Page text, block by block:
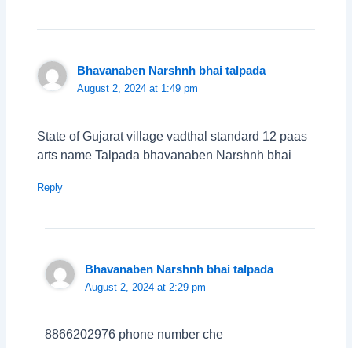
Bhavanaben Narshnh bhai talpada
August 2, 2024 at 1:49 pm
State of Gujarat village vadthal standard 12 paas
arts name Talpada bhavanaben Narshnh bhai
Reply
Bhavanaben Narshnh bhai talpada
August 2, 2024 at 2:29 pm
8866202976 phone number che